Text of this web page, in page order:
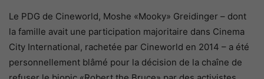
Le PDG de Cineworld, Moshe «Mooky» Greidinger – dont
la famille avait une participation majoritaire dans Cinema
City International, rachetée par Cineworld en 2014 – a été
personnellement blâmé pour la décision de la chaîne de